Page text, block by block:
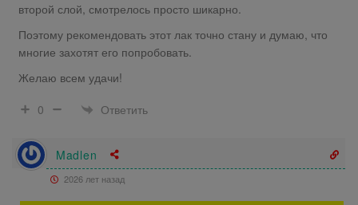
второй слой, смотрелось просто шикарно.
Поэтому рекомендовать этот лак точно стану и думаю, что
многие захотят его попробовать.
Желаю всем удачи!
0
Ответить
Madlen
2026 лет назад